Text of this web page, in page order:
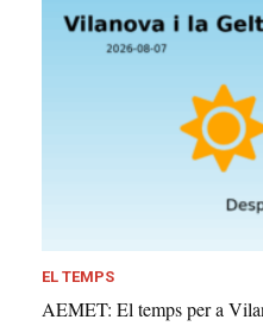
EL TEMPS
AEMET: El temps per a